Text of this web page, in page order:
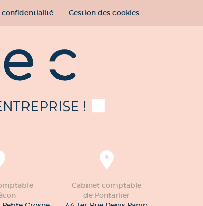
confidentialité Gestion des cookies
Cabinet comptable
de Pontarlier